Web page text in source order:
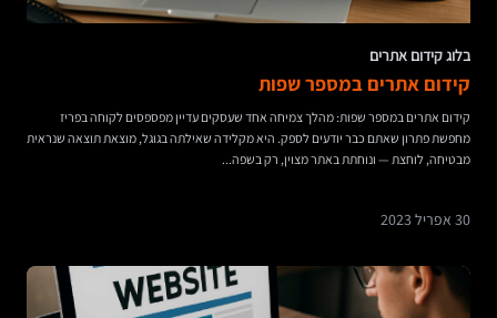
בלוג קידום אתרים
קידום אתרים במספר שפות
קידום אתרים במספר שפות: מהלך צמיחה אחד שעסקים עדיין מפספסים לקוחה בפריז
מחפשת פתרון שאתם כבר יודעים לספק. היא מקלידה שאילתה בגוגל, מוצאת תוצאה שנראית
מבטיחה, לוחצת — ונוחתת באתר מצוין, רק בשפה...
30 אפריל 2023